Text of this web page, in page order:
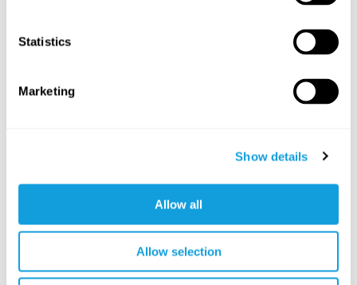
Statistics
Marketing
Show details
Allow all
Allow selection
En skön kombinationen av yin och vinyasa yoga som